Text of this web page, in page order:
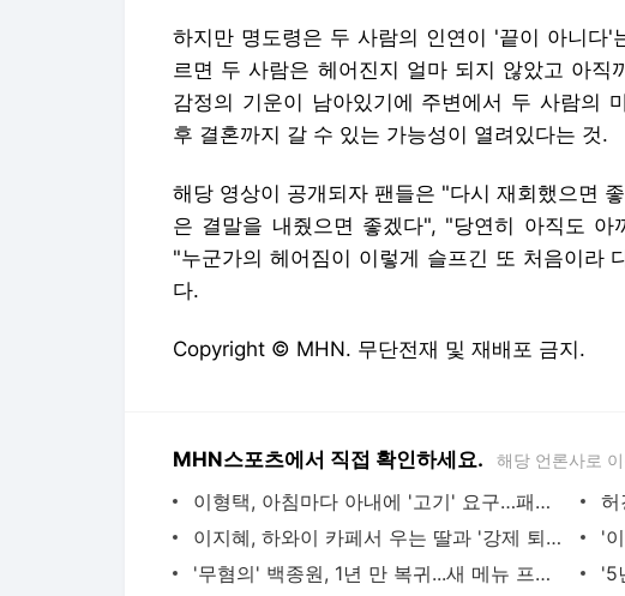
하지만 명도령은 두 사람의 인연이 '끝이 아니다
르면 두 사람은 헤어진지 얼마 되지 않았고 아직
감정의 기운이 남아있기에 주변에서 두 사람의
후 결혼까지 갈 수 있는 가능성이 열려있다는 것.
해당 영상이 공개되자 팬들은 "다시 재회했으면
은 결말을 내줬으면 좋겠다", "당연히 아직도 아
"누군가의 헤어짐이 이렇게 슬프긴 또 처음이라
다.
Copyright © MHN. 무단전재 및 재배포 금지.
MHN스포츠에서 직접 확인하세요. 해당 언론사로
이형택, 아침마다 아내에 '고기' 요구…패널 '비난 폭발' "조만간 못 보겠다" ('동치미')
이지혜, 하와이 카페서 우는 딸과 '강제 퇴장'…단호한 훈육→"어글리 코리안 되기 싫어" ('남뭐')
'무혐의' 백종원, 1년 만 복귀...새 메뉴 프로젝트 위해 '지역 짬뽕찝' 도는 중 [MHN:픽]